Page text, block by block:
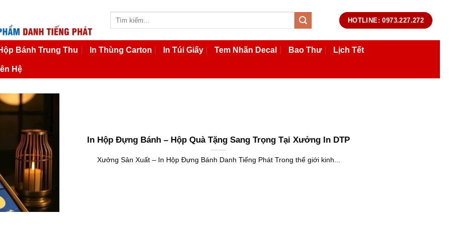
HOTLINE: 0973.227.272
Bánh Trung Thu In Thùng Carton In Túi Giấy Tem Nhãn Decal Bao Thư Lịch Tết
Hệ
In Hộp Đựng Bánh – Hộp Quà Tặng Sang Trọng Tại Xưởng In DTP
Xưởng Sản Xuất – In Hộp Đựng Bánh Danh Tiếng Phát Trong thế giới kinh...